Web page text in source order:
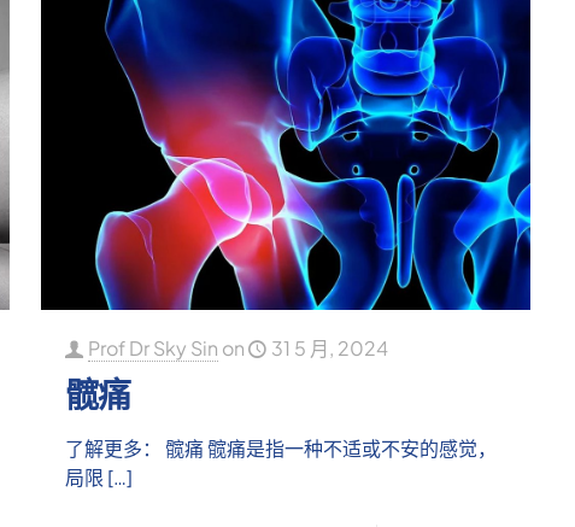
Prof Dr Sky Sin on 31 5 月, 2024
髋痛
了解更多： 髋痛 髋痛是指一种不适或不安的感觉，
局限 […]